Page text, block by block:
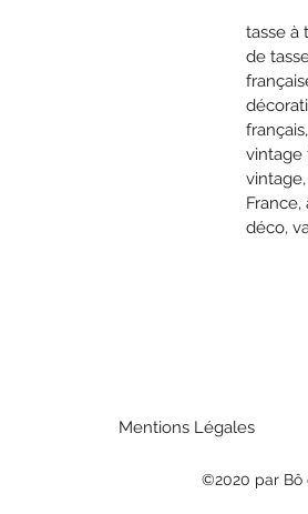
tasse à
de
vintage
déco,
Mentions Légales
©2020 par Bô